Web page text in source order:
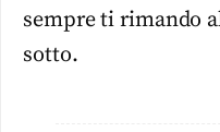
sempre ti rimando
sotto.